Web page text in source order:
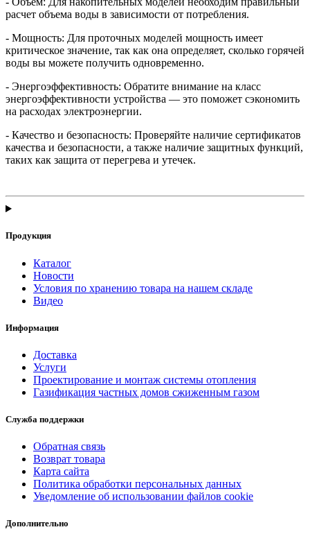
расчет объема воды в зависимости от потребления.
- Мощность: Для проточных моделей мощность имеет
критическое значение, так как она определяет, сколько горячей
воды вы можете получить одновременно.
- Энергоэффективность: Обратите внимание на класс
энергоэффективности устройства — это поможет сэкономить
на расходах электроэнергии.
- Качество и безопасность: Проверяйте наличие сертификатов
качества и безопасности, а также наличие защитных функций,
таких как защита от перегрева и утечек.
Продукция
Каталог
Новости
Условия по хранению товара на нашем складе
Видео
Информация
Доставка
Услуги
Проектирование и монтаж системы отопления
Газификация частных домов сжиженным газом
Служба поддержки
Обратная связь
Возврат товара
Карта сайта
Политика обработки персональных данных
Уведомление об использовании файлов cookie
Дополнительно